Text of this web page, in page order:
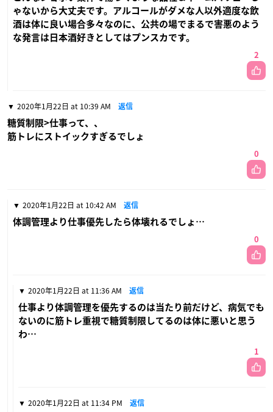
ゃないから大丈夫です。アルコールがダメな人以外適度な飲
酒は体に良い場合多々なのに、公共の場でまるで害悪のよう
な発言は日本酒好きとしてはプンスカです。
2
2020年1月22日 at 10:39 AM 返信
糖質制限>仕事って、、
筋トレにストイックすぎるでしょ
0
2020年1月22日 at 10:42 AM 返信
体調管理より仕事優先したら体壊れるでしょ…
0
2020年1月22日 at 11:36 AM 返信
仕事より体調管理を優先するのは当たり前だけど、病気でも
ないのに筋トレ重視で糖質制限してるのは体に悪いと思う
わ…
1
2020年1月22日 at 11:34 PM 返信